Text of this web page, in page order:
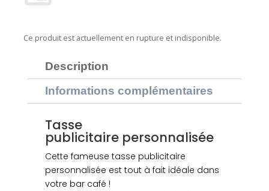
Ce produit est actuellement en rupture et indisponible.
Description
Informations complémentaires
Tasse
publicitaire personnalisée
Cette fameuse tasse publicitaire
personnalisée est tout à fait idéale dans
votre bar café !